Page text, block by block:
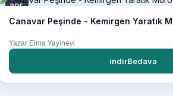
PDF
Canavar Peşinde - Kemirgen Yaratık
Yazar:Elma Yayınevi
indirBedava